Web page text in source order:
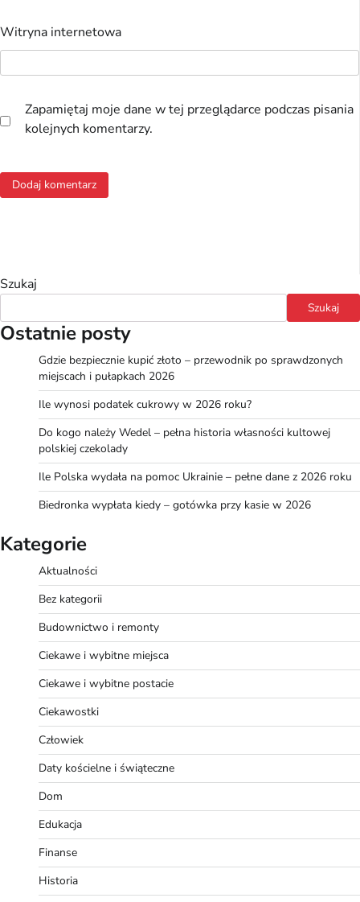
Witryna internetowa
Zapamiętaj moje dane w tej przeglądarce podczas pisania
kolejnych komentarzy.
Szukaj
Szukaj
Ostatnie posty
Gdzie bezpiecznie kupić złoto – przewodnik po sprawdzonych
miejscach i pułapkach 2026
Ile wynosi podatek cukrowy w 2026 roku?
Do kogo należy Wedel – pełna historia własności kultowej
polskiej czekolady
Ile Polska wydała na pomoc Ukrainie – pełne dane z 2026 roku
Biedronka wypłata kiedy – gotówka przy kasie w 2026
Kategorie
Aktualności
Bez kategorii
Budownictwo i remonty
Ciekawe i wybitne miejsca
Ciekawe i wybitne postacie
Ciekawostki
Człowiek
Daty kościelne i świąteczne
Dom
Edukacja
Finanse
Historia